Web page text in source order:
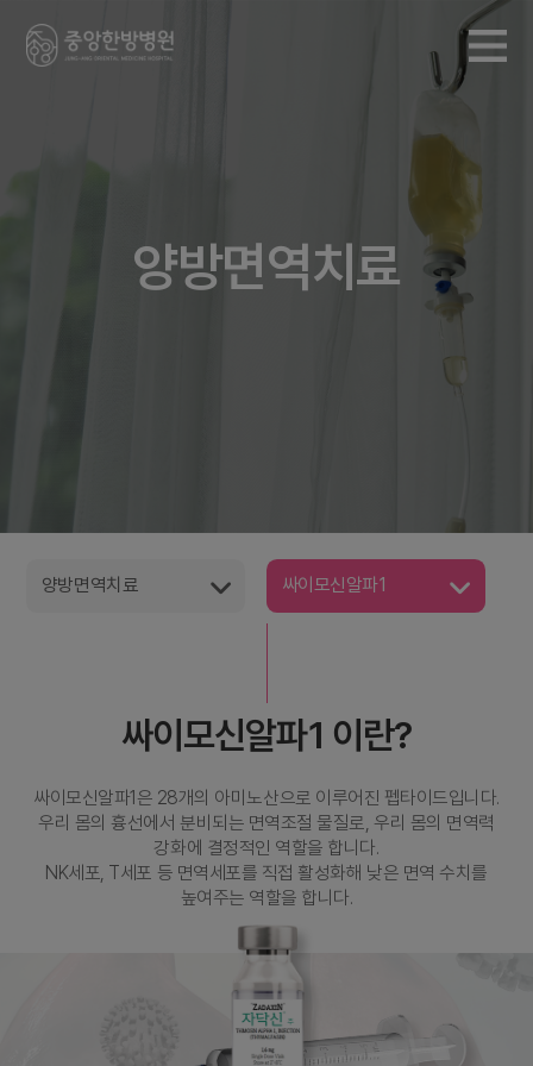
양방면역치료
양방면역치료 싸이모신알파1
싸이모신알파1 이란?
싸이모신알파1은 28개의 아미노산으로 이루어진 펩타이드입니다.
우리 몸의 흉선에서 분비되는 면역조절 물질로, 우리 몸의 면역력
강화에 결정적인 역할을 합니다.
NK세포, T세포 등 면역세포를 직접 활성화해 낮은 면역 수치를
높여주는 역할을 합니다.